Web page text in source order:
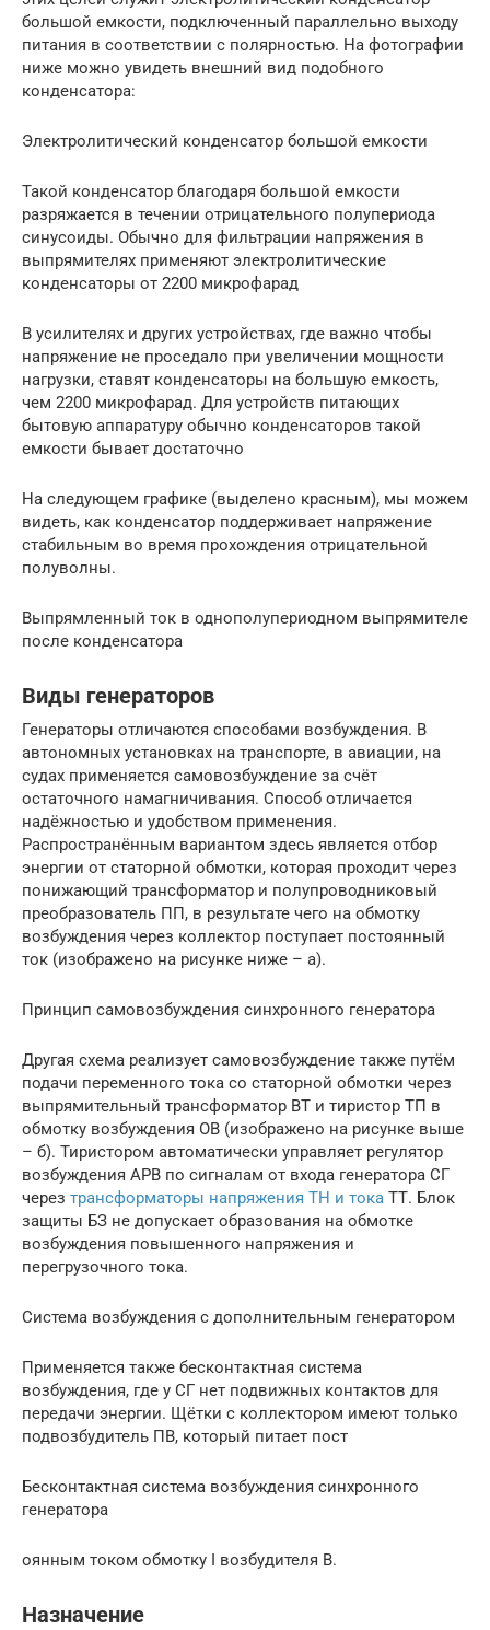
большой емкости, подключенный параллельно выходу
питания в соответствии с полярностью. На фотографии
ниже можно увидеть внешний вид подобного
конденсатора:
Электролитический конденсатор большой емкости
Такой конденсатор благодаря большой емкости
разряжается в течении отрицательного полупериода
синусоиды. Обычно для фильтрации напряжения в
выпрямителях применяют электролитические
конденсаторы от 2200 микрофарад
В усилителях и других устройствах, где важно чтобы
напряжение не проседало при увеличении мощности
нагрузки, ставят конденсаторы на большую емкость,
чем 2200 микрофарад. Для устройств питающих
бытовую аппаратуру обычно конденсаторов такой
емкости бывает достаточно
На следующем графике (выделено красным), мы можем
видеть, как конденсатор поддерживает напряжение
стабильным во время прохождения отрицательной
полуволны.
Выпрямленный ток в однополупериодном выпрямителе
после конденсатора
Виды генераторов
Генераторы отличаются способами возбуждения. В
автономных установках на транспорте, в авиации, на
судах применяется самовозбуждение за счёт
остаточного намагничивания. Способ отличается
надёжностью и удобством применения.
Распространённым вариантом здесь является отбор
энергии от статорной обмотки, которая проходит через
понижающий трансформатор и полупроводниковый
преобразователь ПП, в результате чего на обмотку
возбуждения через коллектор поступает постоянный
ток (изображено на рисунке ниже – а).
Принцип самовозбуждения синхронного генератора
Другая схема реализует самовозбуждение также путём
подачи переменного тока со статорной обмотки через
выпрямительный трансформатор ВТ и тиристор ТП в
обмотку возбуждения ОВ (изображено на рисунке выше
– б). Тиристором автоматически управляет регулятор
возбуждения АРВ по сигналам от входа генератора СГ
через трансформаторы напряжения ТН и тока ТТ. Блок
защиты БЗ не допускает образования на обмотке
возбуждения повышенного напряжения и
перегрузочного тока.
Система возбуждения с дополнительным генератором
Применяется также бесконтактная система
возбуждения, где у СГ нет подвижных контактов для
передачи энергии. Щётки с коллектором имеют только
подвозбудитель ПВ, который питает пост
Бесконтактная система возбуждения синхронного
генератора
оянным током обмотку I возбудителя В.
Назначение